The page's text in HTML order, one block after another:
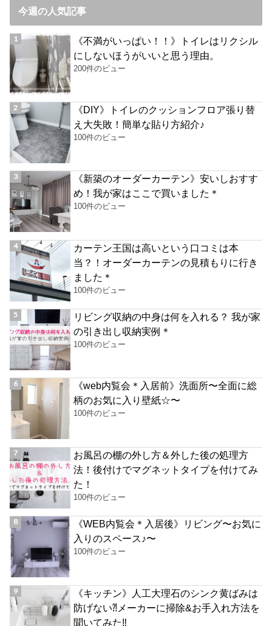
今週の人気記事
《不満がいっぱい！！》トイレはリクシル
にしないほうがいいと思う理由。
200件のビュー
《DIY》トイレのクッションフロア張り替
え大失敗！簡単な貼り方紹介♪
100件のビュー
《新築のオーダーカーテン》安いしおすす
め！我が家はここで買いました＊
100件のビュー
カーテン王国は高いという口コミは本
当？！オーダーカーテンの見積もりに行き
ました＊
100件のビュー
リビング収納の中身は何を入れる？ 我が家
の引き出し収納実例＊
100件のビュー
《web内覧会＊入居前》洗面所〜全面に総
柄のお気に入り壁紙☆〜
100件のビュー
お風呂の棚の外し方＆外した後の処理方
法！後付けでマグネットタイプを付けてみ
た！
100件のビュー
《WEB内覧会＊入居後》リビング〜お気に
入りのスペース♪〜
100件のビュー
《キッチン》人工大理石のシンク黄ばみは
防げない⁈メーカーに掃除&お手入れ方法を
聞いてみた‼︎